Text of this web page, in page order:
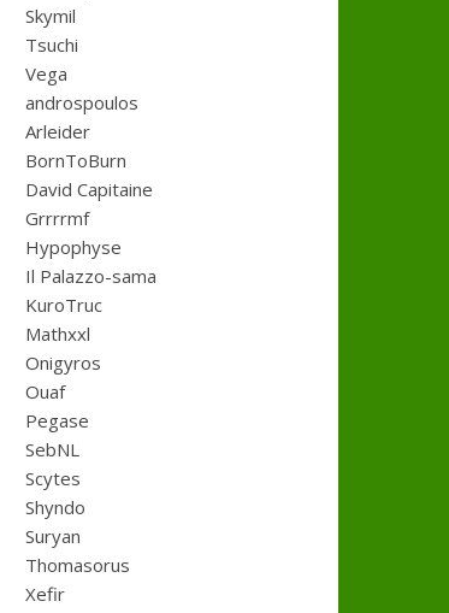
Skymil
Tsuchi
Vega
androspoulos
Arleider
BornToBurn
David Capitaine
Grrrrmf
Hypophyse
Il Palazzo-sama
KuroTruc
Mathxxl
Onigyros
Ouaf
Pegase
SebNL
Scytes
Shyndo
Suryan
Thomasorus
Xefir